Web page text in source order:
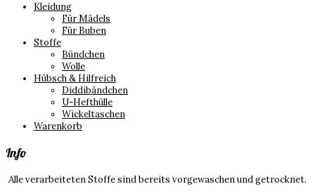
Kleidung
Für Mädels
Für Buben
Stoffe
Bündchen
Wolle
Hübsch & Hilfreich
Diddibändchen
U-Hefthülle
Wickeltaschen
Warenkorb
Info
Alle verarbeiteten Stoffe sind bereits vorgewaschen und getrocknet.